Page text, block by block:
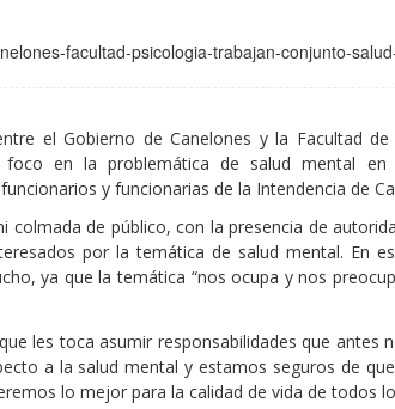
facultad-psicologia-trabajan-conjunto-
el Gobierno de Canelones y la Facultad
foco en la problemática de salud mental
y funcionarias de la Intendencia de
colmada de público, con la presencia de
por la temática de salud mental. En
ya que la temática “nos ocupa y nos
les toca asumir responsabilidades que antes
a la salud mental y estamos seguros de
lo mejor para la calidad de vida de todos